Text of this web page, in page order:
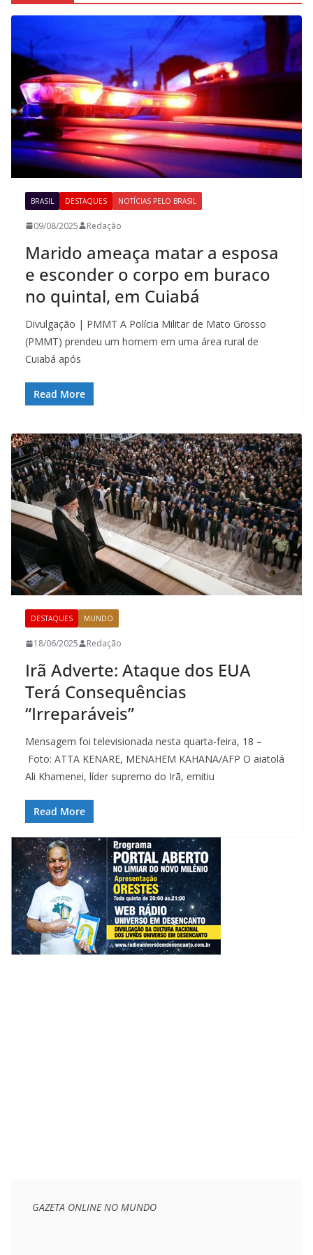
BRASIL DESTAQUES NOTÍCIAS PELO BRASIL
09/08/2025 Redação
Marido ameaça matar a esposa
e esconder o corpo em buraco
no quintal, em Cuiabá
Divulgação | PMMT A Polícia Militar de Mato Grosso
(PMMT) prendeu um homem em uma área rural de
Cuiabá após
Read More
DESTAQUES MUNDO
18/06/2025 Redação
Irã Adverte: Ataque dos EUA
Terá Consequências
“Irreparáveis”
Mensagem foi televisionada nesta quarta-feira, 18 –
Foto: ATTA KENARE, MENAHEM KAHANA/AFP O aiatolá
Ali Khamenei, líder supremo do Irã, emitiu
Read More
GAZETA ONLINE NO MUNDO